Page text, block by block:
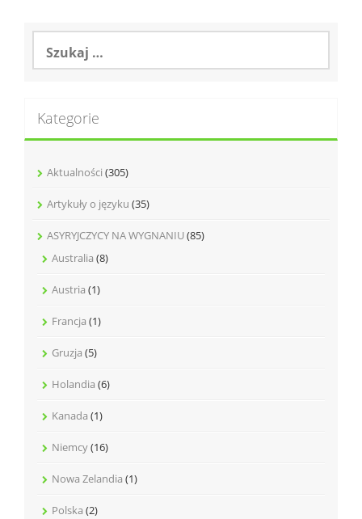
Szukaj:
Kategorie
Aktualności (305)
Artykuły o języku (35)
ASYRYJCZYCY NA WYGNANIU(85)
Australia (8)
Austria (1)
Francja (1)
Gruzja (5)
Holandia (6)
Kanada (1)
Niemcy(16)
Nowa Zelandia (1)
Polska (2)